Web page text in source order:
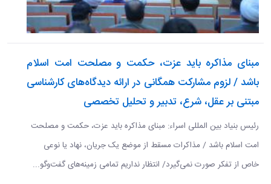
مبنای مذاکره باید عزت، حکمت و مصلحت امت اسلام
باشد / لزوم مشارکت همگانی در ارائه دیدگاه‌های کارشناسی
مبتنی بر عقل، شرع، تدبیر و تحلیل تخصصی
رئیس بنیاد بین المللی اسراء: مبنای مذاکره باید عزت، حکمت و مصلحت
امت اسلام باشد / مذاکرات مسقط از موضع یک جریان، نهاد یا نوعی
خاص از تفکر صورت نمی‌گیرد/ انتظار نداریم تمامی زمینه‌های گفت‌وگو...